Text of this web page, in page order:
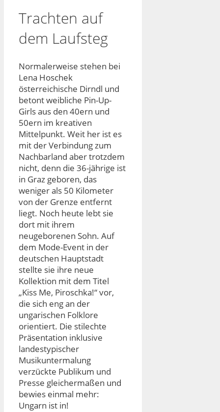
Trachten auf
dem Laufsteg
Normalerweise stehen bei
Lena Hoschek
österreichische Dirndl und
betont weibliche Pin-Up-
Girls aus den 40ern und
50ern im kreativen
Mittelpunkt. Weit her ist es
mit der Verbindung zum
Nachbarland aber trotzdem
nicht, denn die 36-jährige ist
in Graz geboren, das
weniger als 50 Kilometer
von der Grenze entfernt
liegt. Noch heute lebt sie
dort mit ihrem
neugeborenen Sohn. Auf
dem Mode-Event in der
deutschen Hauptstadt
stellte sie ihre neue
Kollektion mit dem Titel
„Kiss Me, Piroschka!“ vor,
die sich eng an der
ungarischen Folklore
orientiert. Die stilechte
Präsentation inklusive
landestypischer
Musikuntermalung
verzückte Publikum und
Presse gleichermaßen und
bewies einmal mehr:
Ungarn ist in!